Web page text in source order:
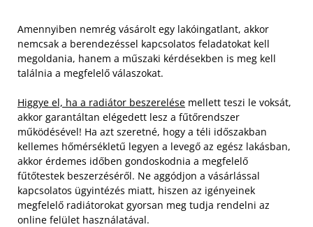
Amennyiben nemrég vásárolt egy lakóingatlant, akkor
nemcsak a berendezéssel kapcsolatos feladatokat kell
megoldania, hanem a műszaki kérdésekben is meg kell
találnia a megfelelő válaszokat.
Higgye el, ha a radiátor beszerelése mellett teszi le voksát,
akkor garantáltan elégedett lesz a fűtőrendszer
működésével! Ha azt szeretné, hogy a téli időszakban
kellemes hőmérsékletű legyen a levegő az egész lakásban,
akkor érdemes időben gondoskodnia a megfelelő
fűtőtestek beszerzéséről. Ne aggódjon a vásárlással
kapcsolatos ügyintézés miatt, hiszen az igényeinek
megfelelő radiátorokat gyorsan meg tudja rendelni az
online felület használatával.